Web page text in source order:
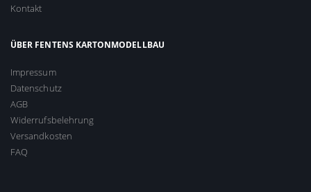
Kontakt
ÜBER FENTENS KARTONMODELLBAU
Impressum
Datenschutz
AGB
Widerrufsbelehrung
Versandkosten
FAQ